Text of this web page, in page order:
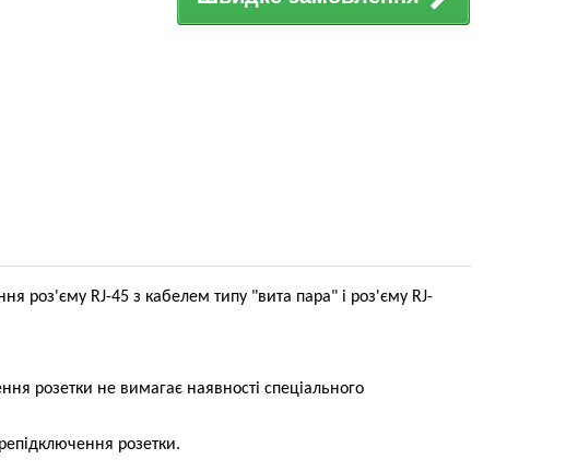
роз'єму RJ-45 з кабелем типу "вита пара" і роз'єму RJ-
розетки не вимагає наявності спеціального
розетки.